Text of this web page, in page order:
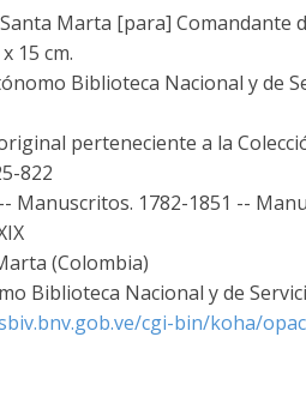
Santa Marta [para]
15 cm.
Biblioteca Nacional y de
perteneciente a la
822
Manuscritos. 1782-1851 --
(Colombia)
Biblioteca Nacional y de
cgi-bin/koha/